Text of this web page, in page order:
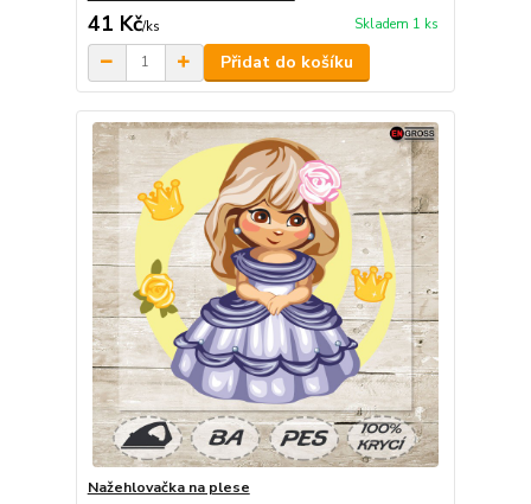
41 Kč/ks Skladem 1 ks
Přidat do košíku
Nažehlovačka na plese